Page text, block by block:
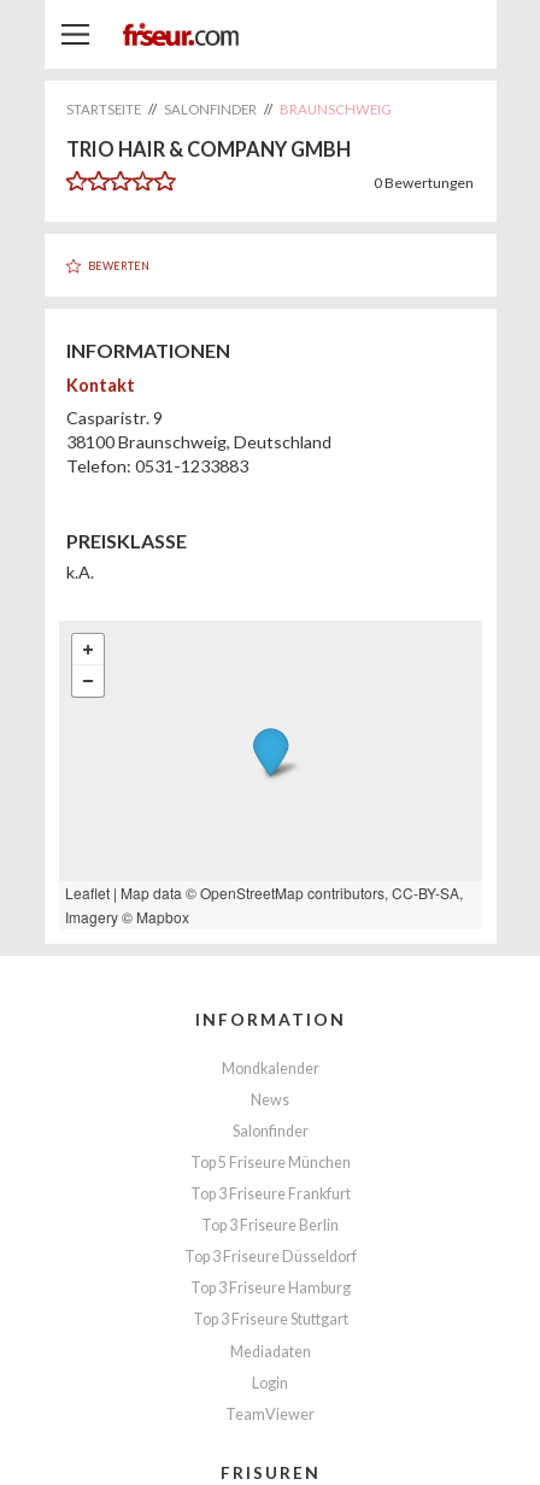
STARTSEITE // SALONFINDER // BRAUNSCHWEIG
TRIO HAIR & COMPANY GMBH
0Bewertungen
BEWERTEN
INFORMATIONEN
Kontakt
Casparistr. 9
38100Braunschweig, Deutschland
Telefon: 0531-1233883
PREISKLASSE
k.A.
Leaflet| Map data ©OpenStreetMapcontributors, CC-BY-SA,
Imagery © Mapbox
INFORMATION
Mondkalender
News
Salonfinder
Top 5 Friseure München
Top 3 Friseure Frankfurt
Top 3 Friseure Berlin
Top 3 Friseure Düsseldorf
Top 3 Friseure Hamburg
Top 3 Friseure Stuttgart
Mediadaten
Login
TeamViewer
FRISUREN